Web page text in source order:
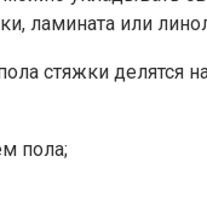
ламината или
стяжки делятся
пола;